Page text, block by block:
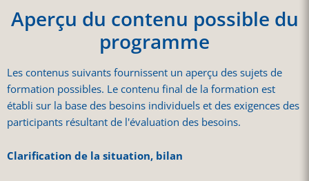
Aperçu du contenu possible du
programme
Les contenus suivants fournissent un aperçu des sujets de
formation possibles. Le contenu final de la formation est
établi sur la base des besoins individuels et des exigences des
participants résultant de l'évaluation des besoins.
Clarification de la situation, bilan